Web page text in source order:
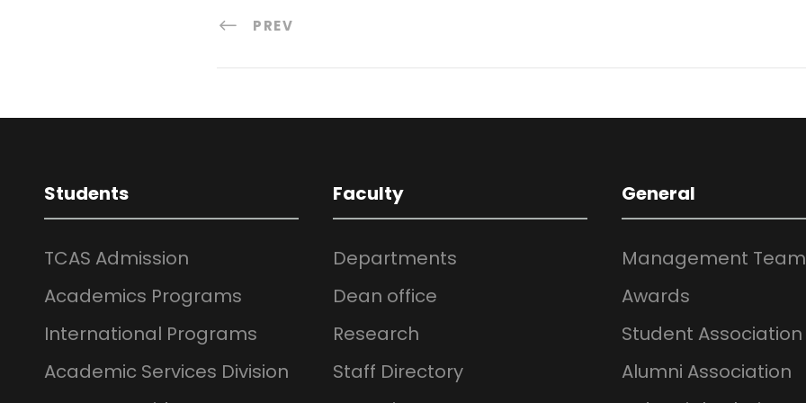
PREV
Students
TCAS Admission
Academics Programs
International Programs
Academic Services Division
Faculty
Departments
Dean office
Research
Staff Directory
General
Management Team
Awards
Student Association
Alumni Association